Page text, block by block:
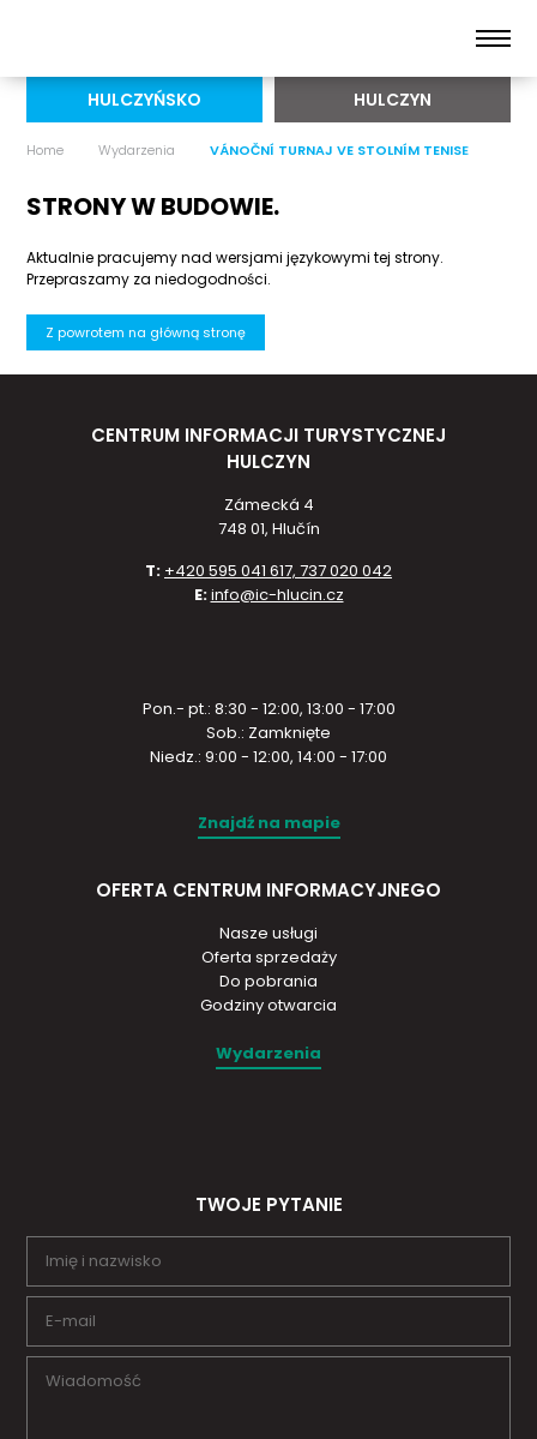
HULCZYŃSKO HULCZYN
Home Wydarzenia VÁNOČNÍ TURNAJ VE STOLNÍM TENISE
STRONY W BUDOWIE.
Aktualnie pracujemy nad wersjami językowymi tej strony.
Przepraszamy za niedogodności.
Z powrotem na główną stronę
CENTRUM INFORMACJI TURYSTYCZNEJ
HULCZYN
Zámecká 4
748 01, Hlučín
T: +420 595 041 617, 737 020 042
E:info@ic-hlucin.cz
Pon.- pt.: 8:30 - 12:00, 13:00 - 17:00
Sob.: Zamknięte
Niedz.: 9:00 - 12:00, 14:00 - 17:00
Znajdź na mapie
OFERTA CENTRUM INFORMACYJNEGO
Nasze usługi
Oferta sprzedaży
Do pobrania
Godziny otwarcia
Wydarzenia
TWOJE PYTANIE